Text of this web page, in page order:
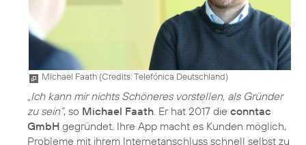
Michael Faath (Credits: Telefónica Deutschland)
„Ich kann mir nichts Schöneres vorstellen, als Gründer
zu sein“, so Michael Faath . Er hat 2017 die conntac
GmbH gegründet. Ihre App macht es Kunden möglich,
Probleme mit ihrem Internetanschluss schnell selbst zu